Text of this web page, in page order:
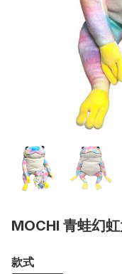
MOCHI 青蛙幻
款式